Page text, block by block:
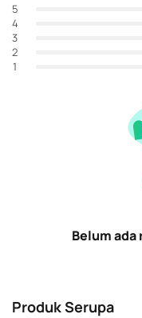
5
4
3
2
1
Belum
Produk Serupa